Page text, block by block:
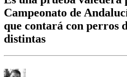
Campeonato de
que contará con perros
distintas